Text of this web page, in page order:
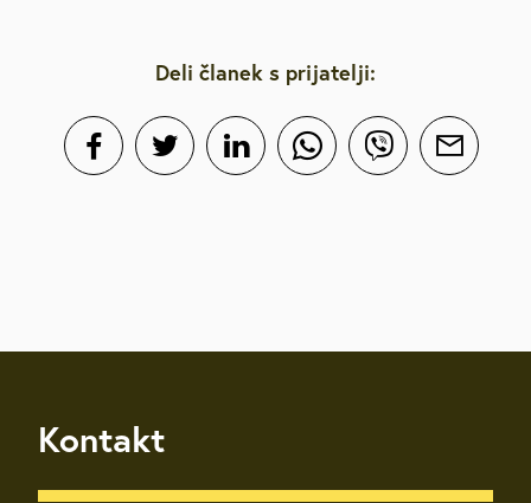
Deli članek s prijatelji:
Kontakt